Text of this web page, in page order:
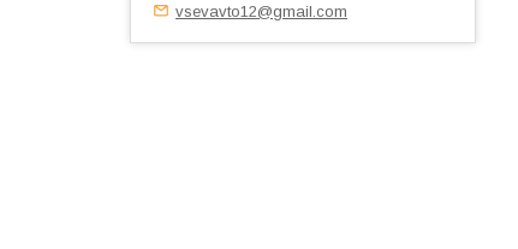
vsevavto12@gmail.com